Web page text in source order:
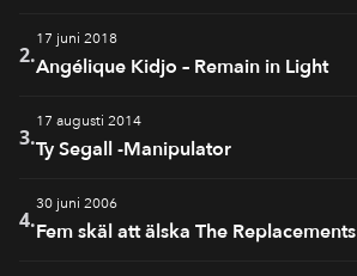
2.
17 juni 2018
Angélique Kidjo – Remain in Light
3.
17 augusti 2014
Ty Segall -Manipulator
4.
30 juni 2006
Fem skäl att älska The Replacements